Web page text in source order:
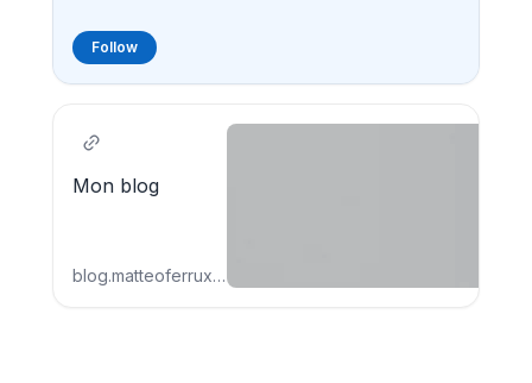
Follow
Mon blog
blog.matteoferrux.fr